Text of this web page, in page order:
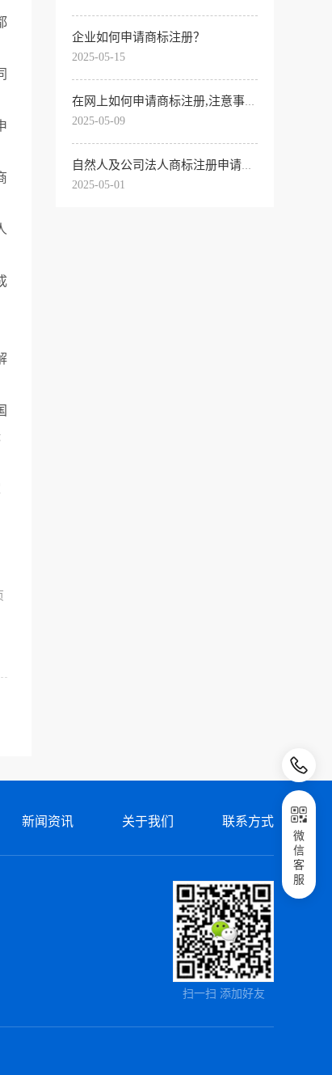
企业如何申请商标注册？
2025-05-15
在网上如何申请商标注册,注意事项是什么？
2025-05-09
自然人及公司法人商标注册申请的材料
2025-05-01
新闻资讯 关于我们 联系方式
扫一扫 添加好友
微
信
客
服